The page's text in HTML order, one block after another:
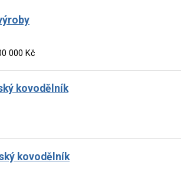
000 Kč
kovodělník
kovodělník